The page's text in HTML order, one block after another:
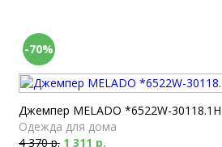
-70%
Джемпер MELADO *6522W-
Одежда для дома
4 370 р. 1 311 р.